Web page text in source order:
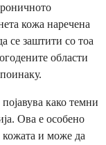
кожа наречена
се заштити со тоа
области
како темни
Ова е особено
кожата и може да